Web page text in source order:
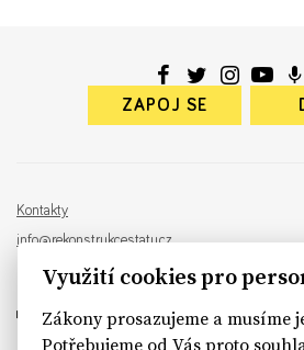
ZAPOJ SE
Kontakty
info@rekonstrukcestatu.cz
Návrh a vývoj: Sinfin , ilustrace:
Využití cookies pro
Zákony prosazujeme a musíme
Potřebujeme od Vás proto